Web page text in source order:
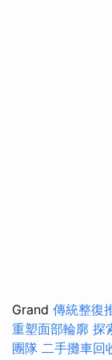
Grand 傳統整復
重塑面部輪廓 探
團隊 二手攤車回